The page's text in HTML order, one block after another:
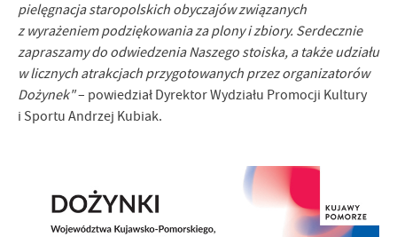
pielęgnacja staropolskich obyczajów związanych
z wyrażeniem podziękowania za plony i zbiory. Serdecznie
zapraszamy do odwiedzenia Naszego stoiska, a także udziału
w licznych atrakcjach przygotowanych przez organizatorów
Dożynek"– powiedział Dyrektor Wydziału Promocji Kultury
i Sportu Andrzej Kubiak.